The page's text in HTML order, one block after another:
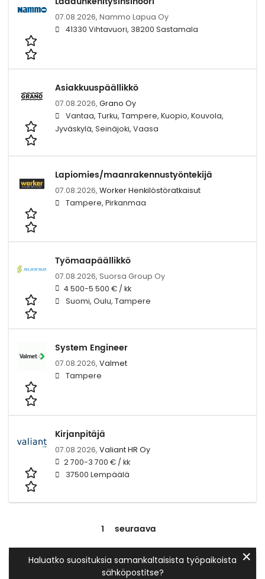
07.08.2026, Nammo Lapua Oy
41330 Vihtavuori, 38200 Sastamala
Asiakkuuspäällikkö
07.08.2026, Grano Oy
Vantaa, Turku, Tampere, Kuopio, Kouvola,
Jyväskylä, Seinäjoki, Vaasa
Lapiomies/maanrakennustyöntekijä
07.08.2026, Worker Henkilöstöratkaisut
Tampere, Pirkanmaa
Työmaapäällikkö
07.08.2026, Suorsa Group Oy
4 500-5 500 € / kk
Suomi, Oulu, Tampere
System Engineer
07.08.2026, Valmet
Tampere
Kirjanpitäjä
07.08.2026, Valiant HR Oy
2 700-3 700 € / kk
37500 Lempäälä
1 seuraava
Haluatko suosituksia samankaltaisista työpaikoista
sähköpostitse?
✕